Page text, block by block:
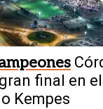
final en el
Kempes